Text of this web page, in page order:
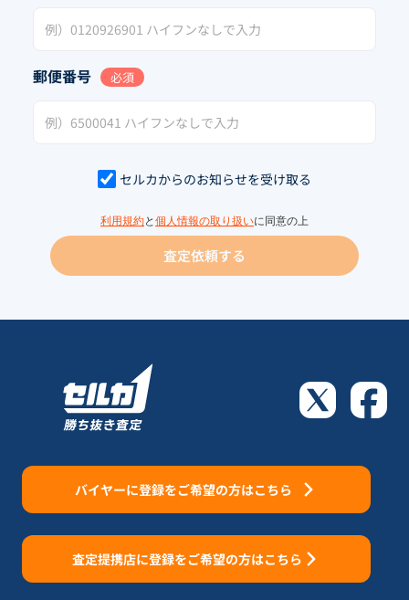
郵便番号 必須
セルカからのお知らせを受け取る
利用規約と 個人情報の取り扱いに同意の上
査定依頼する
バイヤーに登録をご希望の方はこちら
査定提携店に登録をご希望の方はこちら